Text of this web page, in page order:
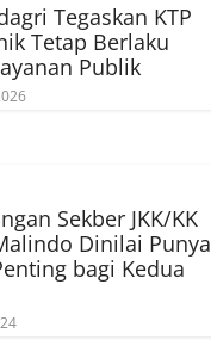
Tegaskan KTP
Tetap Berlaku
Publik
Sekber JKK/KK
Dinilai Punya
bagi Kedua